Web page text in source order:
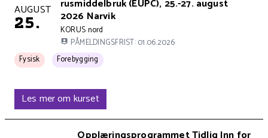
rusmiddelbruk (EUPC), 25.-27. august
2026 Narvik
Kursets arrangør er
KORUS nord
PÅMELDINGSFRIST: 01.06.2026
Kurset holdes på
AUGUST
25.
Kurset arrangeres
Fysisk Kurset har 1 tema kategorier:
Forebygging
Les mer om kurset
Kursets overskrift